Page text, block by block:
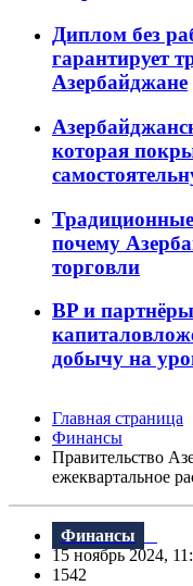
Диплом без
гарантирует
Азербайджане
которая
почему
торговли
BP и
добычу на
Главная страница
Финансы
Правительство
ежеквартальное
Финансы
15 ноябрь 2024,
1542